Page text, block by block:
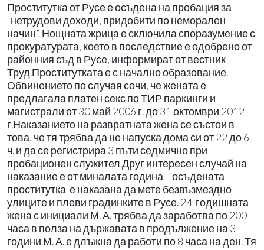
Проститутка от Русе е осъдена на пробация за
“нетрудови доходи, придобити по неморален
начин”. Нощната жрица е сключила споразумение с
прокуратурата, което в последствие е одобрено от
районния съд в Русе, информират от вестник
Труд.Проститутката е с начално образование.
Обвинението по случая сочи, че жената е
предлагала платен секс по ТИР паркинги и
магистрали от 30 май 2006 г. до 31 октомври 2012
г.Наказанието на развратната жена се състои в
това, че тя трябва да не напуска дома си от 22 до 6
ч. и да се регистрира 3 пъти седмично при
пробационен служител.Друг интересен случай на
наказание е от миналата година - осъдената
проститутка е наказана да мете безвъзмездно
улиците и плеви градинките в Русе. 24-годишната
жена с инициали М. А. трябва да заработва по 200
часа в полза на държавата в продължение на 3
години.М. А. е длъжна да работи по 8 часа на ден. Тя